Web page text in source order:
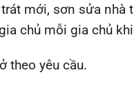
mới, sơn sửa nhà
chủ mỗi gia chủ
theo yêu cầu.